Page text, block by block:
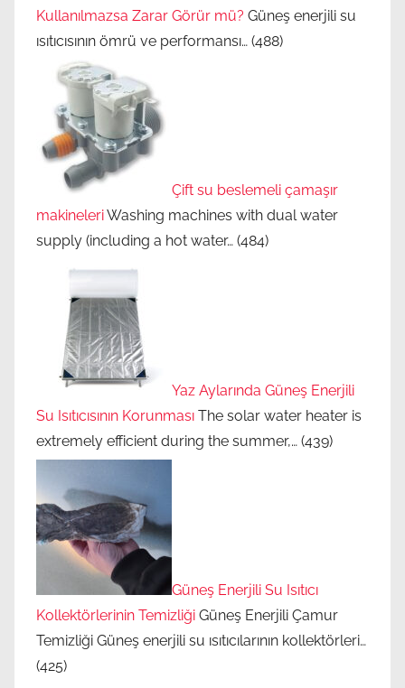
Kullanılmazsa Zarar Görür mü? Güneş enerjili su
ısıtıcısının ömrü ve performansı… (488)
Çift su beslemeli çamaşır
makineleriWashing machines with dual water
supply (including a hot water… (484)
Yaz Aylarında Güneş Enerjili
Su Isıtıcısının Korunması The solar water heater is
extremely efficient during the summer,… (439)
Güneş Enerjili Su Isıtıcı
Kollektörlerinin Temizliği Güneş Enerjili Çamur
Temizliği Güneş enerjili su ısıtıcılarının kollektörleri…
(425)